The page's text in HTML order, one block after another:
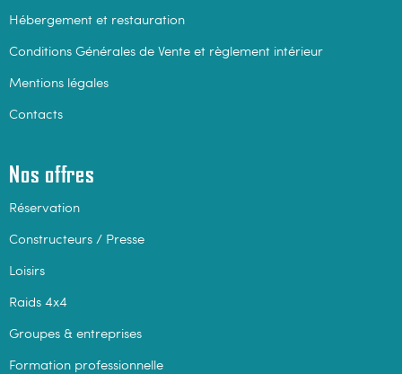
Hébergement et restauration
Conditions Générales de Vente et règlement intérieur
Mentions légales
Contacts
Nos offres
Réservation
Constructeurs / Presse
Loisirs
Raids 4x4
Groupes & entreprises
Formation professionnelle